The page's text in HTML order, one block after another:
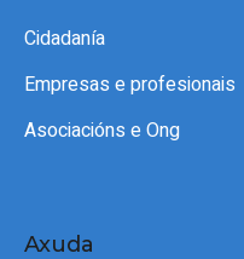
Cidadanía
Empresas e profesionais
Asociacións e Ong
Axuda